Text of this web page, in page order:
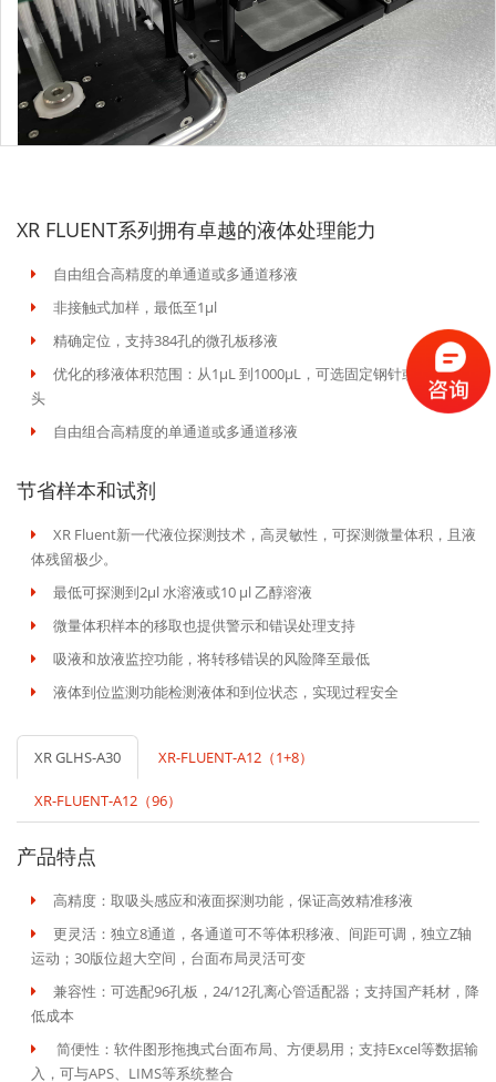
XR FLUENT系列拥有卓越的液体处理能力
自由组合高精度的单通道或多通道移液
非接触式加样，最低至1µl
精确定位，支持384孔的微孔板移液
优化的移液体积范围：从1μL 到1000μL，可选固定钢针或一次性吸
头
自由组合高精度的单通道或多通道移液
节省样本和试剂
XR Fluent新一代液位探测技术，高灵敏性，可探测微量体积，且液
体残留极少。
最低可探测到2μl 水溶液或10 μl 乙醇溶液
微量体积样本的移取也提供警示和错误处理支持
吸液和放液监控功能，将转移错误的风险降至最低
液体到位监测功能检测液体和到位状态，实现过程安全
XR GLHS-A30 XR-FLUENT-A12（1+8）
XR-FLUENT-A12（96）
产品特点
高精度：取吸头感应和液面探测功能，保证高效精准移液
更灵活：独立8通道，各通道可不等体积移液、间距可调，独立Z轴
运动；30版位超大空间，台面布局灵活可变
兼容性：可选配96孔板，24/12孔离心管适配器；支持国产耗材，降
低成本
简便性：软件图形拖拽式台面布局、方便易用；支持Excel等数据输
入，可与APS、LIMS等系统整合